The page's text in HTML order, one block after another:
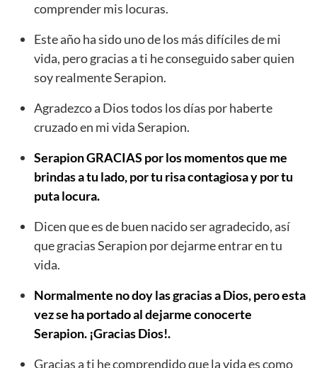
comprender mis locuras.
Este año ha sido uno de los más difíciles de mi
vida, pero gracias a ti he conseguido saber quien
soy realmente Serapion.
Agradezco a Dios todos los días por haberte
cruzado en mi vida Serapion.
Serapion GRACIAS por los momentos que me
brindas a tu lado, por tu risa contagiosa y por tu
puta locura.
Dicen que es de buen nacido ser agradecido, así
que gracias Serapion por dejarme entrar en tu
vida.
Normalmente no doy las gracias a Dios, pero esta
vez se ha portado al dejarme conocerte
Serapion. ¡Gracias Dios!.
Gracias a ti he comprendido que la vida es como